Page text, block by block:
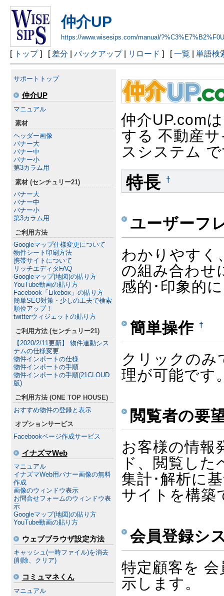
仲介UP
https://www.wisesips.com/manual/
[ トップ] [ 差分 バックアップ| リロード ] [一覧 単語検
サポートトップ
仲介UP
マニュアル
素材
ヘッダー画像
バナー大
バナー中
バナー小
第3カラム用
素材 (センチュリー21)
バナー大
バナー中
バナー小
第3カラム用
ご利用方法
Googleマップ仕様変更について
物件シート印刷方法
携帯サイトについて
リッチエディタFAQ
Googleマップ(地図)の貼り方
YouTube動画の貼り方
Facebook「Likebox」の貼り方
簡単SEO対策・少しの工夫で検索
順位アップ！
twitterウィジェットの貼り方
ご利用方法 (センチュリー21)
【2020/2/11更新】 物件連動シス
テムの仕様変更
物件インポートの仕様
物件インポートの手順
物件インポートの手順(21CLOUD
版)
ご利用方法 (ONE TOP HOUSE)
おすすめ物件の登録と表示
オプションサービス
Facebookページ作成サービス
イナズマWeb
マニュアル
イナズマWeb用バナー画像の無料
作成
画像のウィンドウ表示
お問合せフォームのウィンドウ表
示
Googleマップ(地図)の貼り方
YouTube動画の貼り方
ウェブブラウザ設定方法
キャッシュ(一時ファイル)を消去
(削除、クリア)
コミュマネくん
マニュアル
仲介UP.com
する 不動産
スシステム
特長 †
ユーザーフ
わかりやすく
の組み合わせ
感的･印象的
簡単操作 †
クリックのみ
理が可能です
閲覧者の要
お客様の情報
ド、閲覧し
集計･解析に
サイトを構築
会員登録シ
特定顧客を
示します。